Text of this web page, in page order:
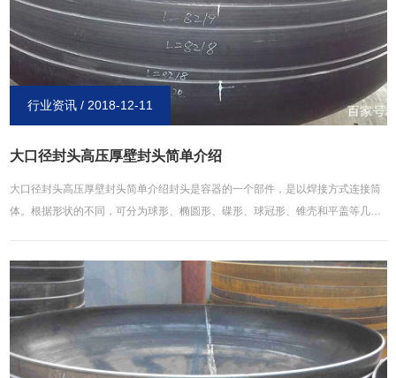
行业资讯 / 2018-12-11
大口径封头高压厚壁封头简单介绍
大口径封头高压厚壁封头简单介绍封头是容器的一个部件，是以焊接方式连接筒
体。根据形状的不同，可分为球形、椭圆形、碟形、球冠形、锥壳和平盖等几
备，如储罐、换热器、塔、反应釜、锅炉和分离设备等。材质有碳钢、不锈钢、
合金钢、铝、钛、铜、镍及镍合金等。大口径封头：15030722998高压封头也称
为堵头、盖头、管子盖、闷头,装在管端外螺纹上以盖堵管子的管件。用来封闭管
路，作用与管堵相同，封头可直接旋在管子上，不用其他管件。一般用于管子未
端取样口处，取样完成后，要拧上封头，其二是在特殊情况下，拧掉封头后，可